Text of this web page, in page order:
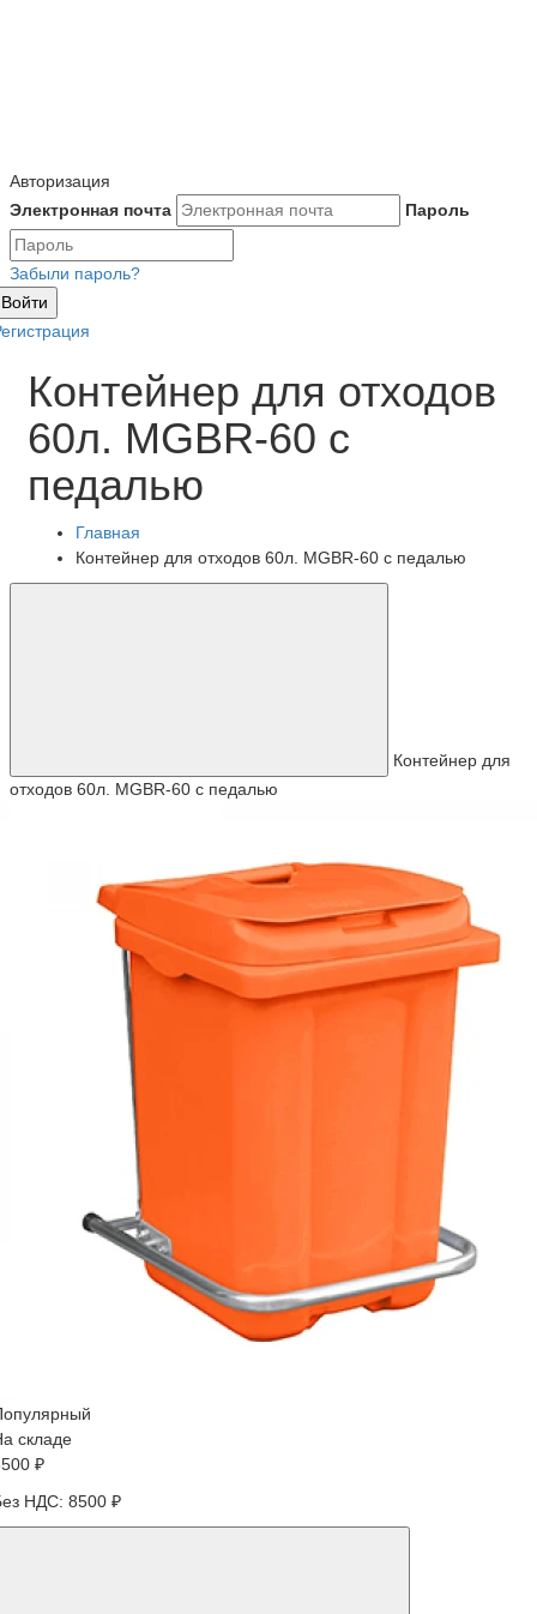
Авторизация
Электронная почта
Пароль
Забыли пароль?
Войти
Контейнер для отходов
60л. MGBR-60 с
педалью
Главная
Контейнер для отходов 60л. MGBR-60 с педалью
Контейнер для
отходов 60л. MGBR-60 с педалью
складе
₽
НДС: 8500 ₽